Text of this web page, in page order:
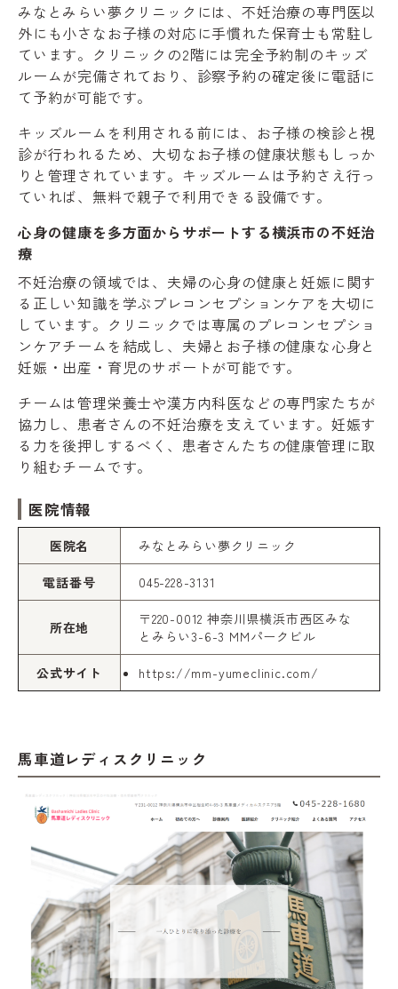
みなとみらい夢クリニックには、不妊治療の専門医以
外にも小さなお子様の対応に手慣れた保育士も常駐し
ています。クリニックの2階には完全予約制のキッズ
ルームが完備されており、診察予約の確定後に電話に
て予約が可能です。
キッズルームを利用される前には、お子様の検診と視
診が行われるため、大切なお子様の健康状態もしっか
りと管理されています。キッズルームは予約さえ行っ
ていれば、無料で親子で利用できる設備です。
心身の健康を多方面からサポートする横浜市の不妊治
療
不妊治療の領域では、夫婦の心身の健康と妊娠に関す
る正しい知識を学ぶプレコンセプションケアを大切に
しています。クリニックでは専属のプレコンセプショ
ンケアチームを結成し、夫婦とお子様の健康な心身と
妊娠・出産・育児のサポートが可能です。
チームは管理栄養士や漢方内科医などの専門家たちが
協力し、患者さんの不妊治療を支えています。妊娠す
る力を後押しするべく、患者さんたちの健康管理に取
り組むチームです。
医院情報
医院名 みなとみらい夢クリニック
電話番号 045-228-3131
所在地
〒220-0012 神奈川県横浜市西区みな
とみらい3-6-3 MMパークビル
公式サイト https://mm-yumeclinic.com/
馬車道レディスクリニック